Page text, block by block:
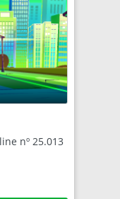
nº 25.013